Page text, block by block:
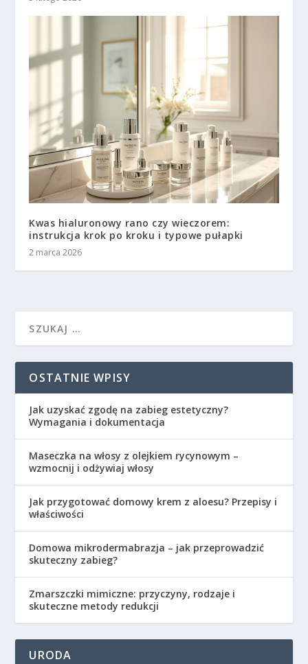
Kwas hialuronowy rano czy wieczorem:
instrukcja krok po kroku i typowe pułapki
2 marca 2026
OSTATNIE WPISY
Jak uzyskać zgodę na zabieg estetyczny?
Wymagania i dokumentacja
Maseczka na włosy z olejkiem rycynowym –
wzmocnij i odżywiaj włosy
Jak przygotować domowy krem z aloesu? Przepisy i
właściwości
Domowa mikrodermabrazja – jak przeprowadzić
skuteczny zabieg?
Zmarszczki mimiczne: przyczyny, rodzaje i
skuteczne metody redukcji
URODA